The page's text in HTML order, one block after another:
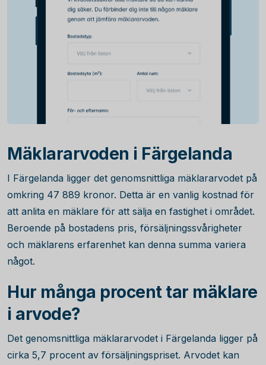
Mäklararvoden i Färgelanda
I Färgelanda ligger det genomsnittliga mäklararvodet på
omkring 47 889 kronor. Detta är en vanlig kostnad för
att anlita en mäklare för att sälja en fastighet i området.
Beroende på bostadens pris, försäljningssvårigheter
och mäklarens erfarenhet kan denna summa variera
något.
Hur många procent tar mäklare
i arvode?
Det genomsnittliga mäklararvodet i Färgelanda ligger på
cirka 5,7 procent av försäljningspriset. Arvodet kan